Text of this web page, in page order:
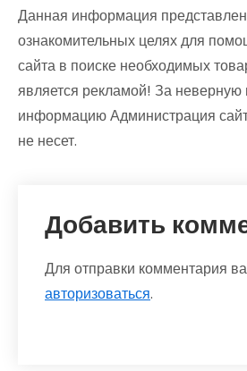
Данная информация
ознакомительных целях для
сайта в поиске необходимых
является рекламой! За
информацию Администрация
не несет.
Добавить
Для отправки комментария
авторизоваться.